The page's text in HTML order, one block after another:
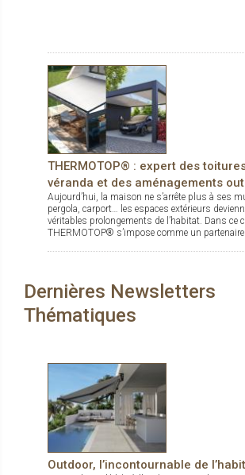
THERMOTOP® : expert des
véranda et des aménagements
Aujourd’hui, la maison ne s’arrête plus à ses
pergola, carport… les espaces extérieurs
véritables prolongements de l’habitat. Dans ce
THERMOTOP® s’impose comme un
Dernières Newsletters
Thématiques
Outdoor, l’incontournable de